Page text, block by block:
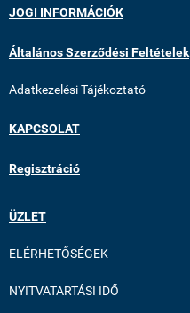
JOGI INFORMÁCIÓK
Általános Szerződési Feltételek
Adatkezelési Tájékoztató
KAPCSOLAT
Regisztráció
ÜZLET
ELÉRHETŐSÉGEK
NYITVATARTÁSI IDŐ